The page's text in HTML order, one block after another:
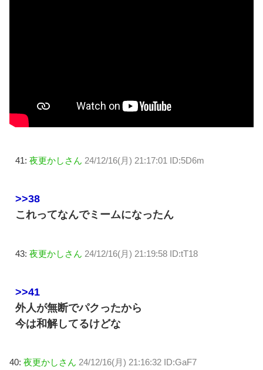
41: 夜更かしさん 24/12/16(月) 21:17:01 ID:5D6m
>>38
これってなんでミームになったん
43: 夜更かしさん 24/12/16(月) 21:19:58 ID:tT18
>>41
外人が無断でパクったから
今は和解してるけどな
40: 夜更かしさん 24/12/16(月) 21:16:32 ID:GaF7